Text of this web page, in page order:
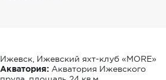
Ижевск, Ижевский яхт-клуб «MORE»
Акватория: Акватория Ижевского